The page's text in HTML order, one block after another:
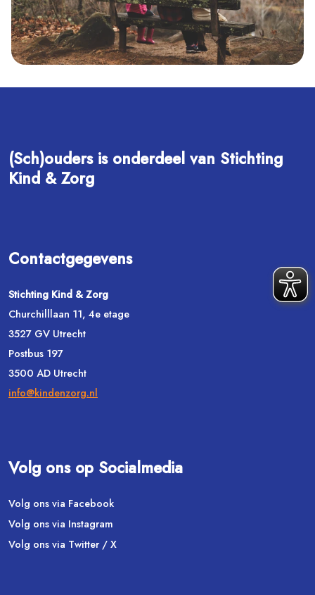
(Sch)ouders is onderdeel van Stichting
Kind & Zorg
Contactgegevens
Stichting Kind & Zorg
Churchilllaan 11, 4e etage
3527 GV Utrecht
Postbus 197
3500 AD Utrecht
info@kindenzorg.nl
Volg ons op Socialmedia
Volg ons via Facebook
Volg ons via Instagram
Volg ons via Twitter / X